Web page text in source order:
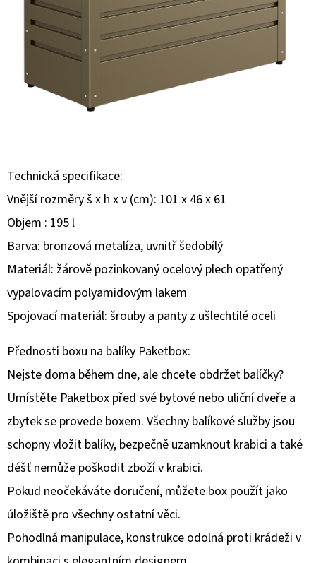
Technická specifikace:
Vnější rozměry š x h x v (cm): 101 x 46 x 61
Objem : 195 l
Barva: bronzová metalíza, uvnitř šedobílý
Materiál: žárově pozinkovaný ocelový plech opatřený
vypalovacím polyamidovým lakem
Spojovací materiál: šrouby a panty z ušlechtilé oceli
Přednosti boxu na balíky Paketbox:
Nejste doma během dne, ale chcete obdržet balíčky?
Umístěte Paketbox před své bytové nebo uliční dveře a
zbytek se provede boxem. Všechny balíkové služby jsou
schopny vložit balíky, bezpečně uzamknout krabici a také
déšť nemůže poškodit zboží v krabici.
Pokud neočekáváte doručení, můžete box použít jako
úložiště pro všechny ostatní věci.
Pohodlná manipulace, konstrukce odolná proti krádeži v
T
?
HLEDAT
D
O
P
O
R
U
Č
U
J
E
M
E